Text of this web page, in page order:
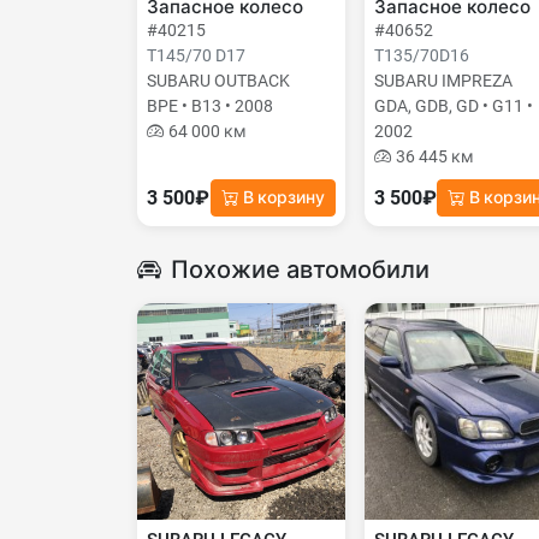
Запасное колесо
#40215
T145/70 D17
SUBARU OUTBACK
BPE • B13 • 2008
64 000 км
3 500₽ В корзину
Запасное колесо
#40652
T135/70D16
SUBARU IMPREZA
GDA, GDB, GD • G11 •
2002
36 445 км
3 500₽ В
Похожие автомобили